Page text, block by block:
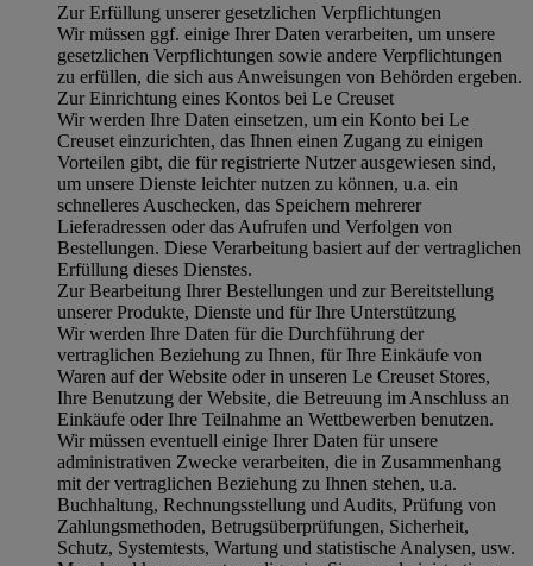
Zur Erfüllung unserer gesetzlichen Verpflichtungen
Wir müssen ggf. einige Ihrer Daten verarbeiten, um unsere
gesetzlichen Verpflichtungen sowie andere Verpflichtungen
zu erfüllen, die sich aus Anweisungen von Behörden ergeben.
Zur Einrichtung eines Kontos bei Le Creuset
Wir werden Ihre Daten einsetzen, um ein Konto bei Le
Creuset einzurichten, das Ihnen einen Zugang zu einigen
Vorteilen gibt, die für registrierte Nutzer ausgewiesen sind,
um unsere Dienste leichter nutzen zu können, u.a. ein
schnelleres Auschecken, das Speichern mehrerer
Lieferadressen oder das Aufrufen und Verfolgen von
Bestellungen. Diese Verarbeitung basiert auf der vertraglichen
Erfüllung dieses Dienstes.
Zur Bearbeitung Ihrer Bestellungen und zur Bereitstellung
unserer Produkte, Dienste und für Ihre Unterstützung
Wir werden Ihre Daten für die Durchführung der
vertraglichen Beziehung zu Ihnen, für Ihre Einkäufe von
Waren auf der Website oder in unseren Le Creuset Stores,
Ihre Benutzung der Website, die Betreuung im Anschluss an
Einkäufe oder Ihre Teilnahme an Wettbewerben benutzen.
Wir müssen eventuell einige Ihrer Daten für unsere
administrativen Zwecke verarbeiten, die in Zusammenhang
mit der vertraglichen Beziehung zu Ihnen stehen, u.a.
Buchhaltung, Rechnungsstellung und Audits, Prüfung von
Zahlungsmethoden, Betrugsüberprüfungen, Sicherheit,
Schutz, Systemtests, Wartung und statistische Analysen, usw.